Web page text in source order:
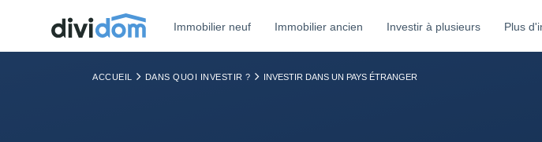
Immobilier neuf Immobilier ancien Investir à plusieurs Plus
ACCUEIL DANS QUOI INVESTIR ? INVESTIR DANS UN PAYS ÉTRANGER